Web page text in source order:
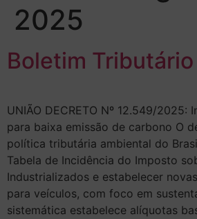
2025
Boletim Tributário
UNIÃO DECRETO Nº 12.549/2025:
para baixa emissão de carbono O
política tributária ambiental do
Tabela de Incidência do Imposto
Industrializados e estabelecer
para veículos, com foco em
sistemática estabelece alíquotas